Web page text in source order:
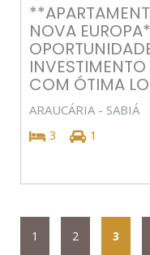
NOVA
COM ÓTIMA
ARAUCÁRIA - SABIÁ
3
1
1 2 3